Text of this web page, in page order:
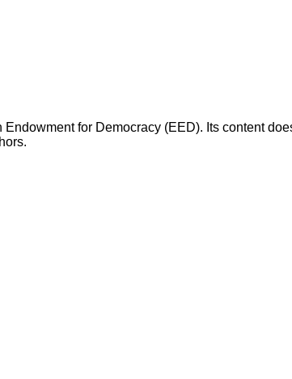
for Democracy (EED). Its content